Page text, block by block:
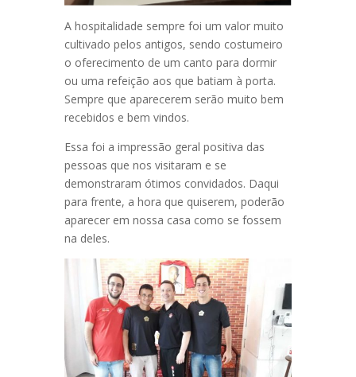
A hospitalidade sempre foi um valor muito
cultivado pelos antigos, sendo costumeiro
o oferecimento de um canto para dormir
ou uma refeição aos que batiam à porta.
Sempre que aparecerem serão muito bem
recebidos e bem vindos.
Essa foi a impressão geral positiva das
pessoas que nos visitaram e se
demonstraram ótimos convidados. Daqui
para frente, a hora que quiserem, poderão
aparecer em nossa casa como se fossem
na deles.